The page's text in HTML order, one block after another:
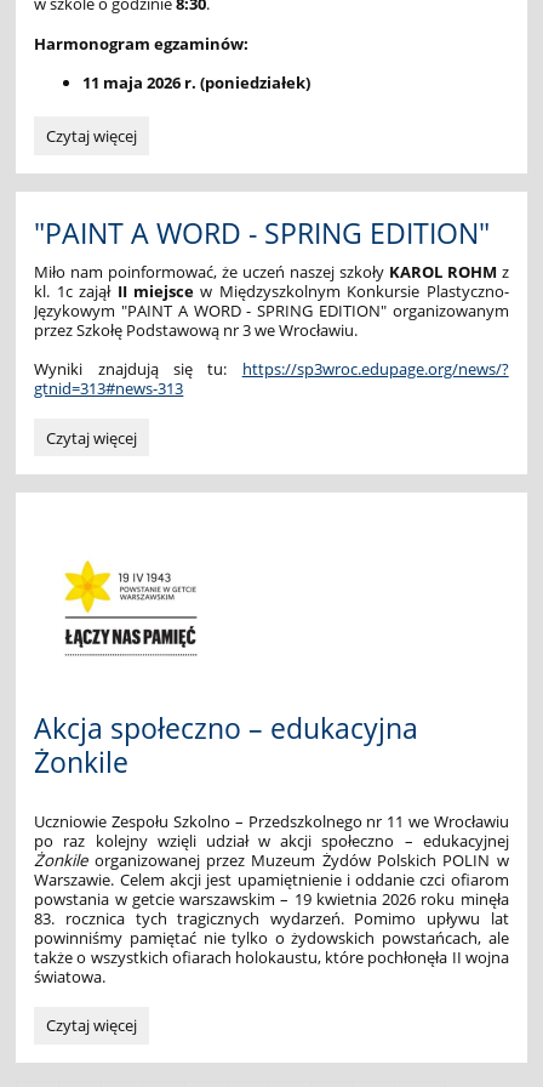
Harmonogram egzaminów:
11 maja 2026 r. (poniedziałek)
EGZAMIN
Czytaj więcej
"PAINT A WORD - SPRING EDITION"
Miło nam poinformować, że uczeń naszej szkoły KAROL ROHM z
kl. 1c zajął II miejsce w Międzyszkolnym Konkursie Plastyczno-
Językowym "PAINT A WORD - SPRING EDITION" organizowanym
przez Szkołę Podstawową nr 3 we Wrocławiu.
Wyniki znajdują się tu: https://sp3wroc.edupage.org/news/?
gtnid=313#news-313
"PAINT
WORD
Czytaj więcej
Akcja społeczno – edukacyjna
Żonkile
Uczniowie Zespołu Szkolno – Przedszkolnego nr 11 we Wrocławiu
po raz kolejny wzięli udział w akcji społeczno – edukacyjnej
Żonkile organizowanej przez Muzeum Żydów Polskich POLIN w
Warszawie. Celem akcji jest upamiętnienie i oddanie czci ofiarom
powstania w getcie warszawskim – 19 kwietnia 2026 roku minęła
83. rocznica tych tragicznych wydarzeń. Pomimo upływu lat
powinniśmy pamiętać nie tylko o żydowskich powstańcach, ale
także o wszystkich ofiarach holokaustu, które pochłonęła II wojna
światowa.
Akcja
–
Czytaj więcej